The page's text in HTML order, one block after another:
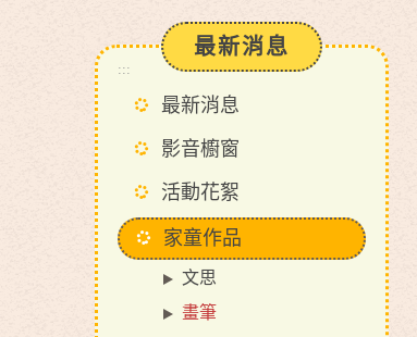
:::
最新消息
最新消息
影音櫥窗
活動花絮
家童作品
文思
畫筆